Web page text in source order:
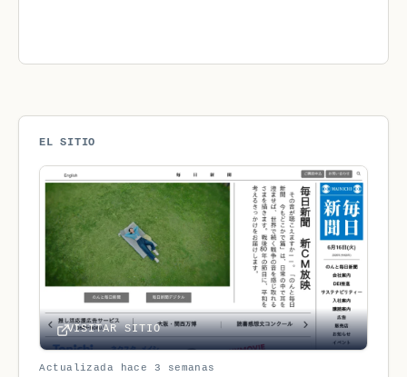
EL SITIO
VISITAR SITIO
Actualizada hace 3 semanas